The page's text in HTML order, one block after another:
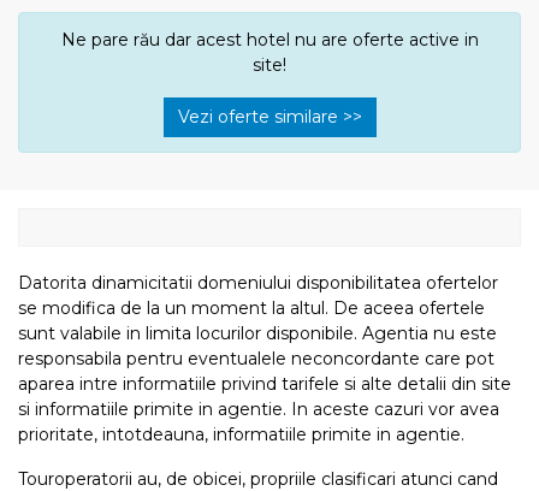
Ne pare rău dar acest hotel nu are oferte active in
site!
Vezi oferte similare >>
Datorita dinamicitatii domeniului disponibilitatea ofertelor
se modifica de la un moment la altul. De aceea ofertele
sunt valabile in limita locurilor disponibile. Agentia nu este
responsabila pentru eventualele neconcordante care pot
aparea intre informatiile privind tarifele si alte detalii din site
si informatiile primite in agentie. In aceste cazuri vor avea
prioritate, intotdeauna, informatiile primite in agentie.
Touroperatorii au, de obicei, propriile clasificari atunci cand